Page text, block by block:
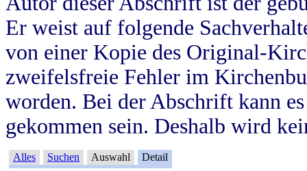
Er weist auf folgende
von einer Kopie des Original-
zweifelsfreie Fehler im
worden. Bei der Abschrift kann
gekommen sein. Deshalb wird
Alles Suchen Auswahl Detail